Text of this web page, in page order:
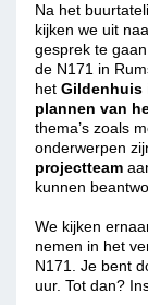
Na het
kijken we uit
gesprek te
de N171 in
het Gildenhuis
plannen van
thema’s zoals
onderwerpen
projectteam
kunnen
We kijken
nemen in het
N171. Je bent
uur. Tot dan?